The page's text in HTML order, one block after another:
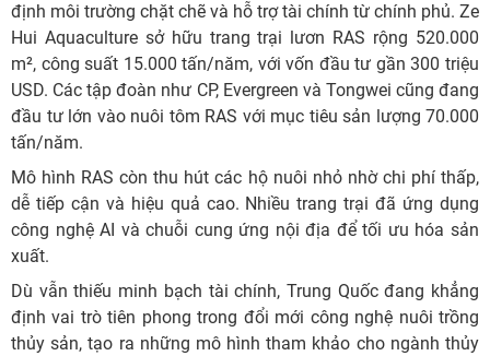
định môi trường chặt chẽ và hỗ trợ tài chính từ chính phủ. Ze
Hui Aquaculture sở hữu trang trại lươn RAS rộng 520.000
m², công suất 15.000 tấn/năm, với vốn đầu tư gần 300 triệu
USD. Các tập đoàn như CP, Evergreen và Tongwei cũng đang
đầu tư lớn vào nuôi tôm RAS với mục tiêu sản lượng 70.000
tấn/năm.
Mô hình RAS còn thu hút các hộ nuôi nhỏ nhờ chi phí thấp,
dễ tiếp cận và hiệu quả cao. Nhiều trang trại đã ứng dụng
công nghệ AI và chuỗi cung ứng nội địa để tối ưu hóa sản
xuất.
Dù vẫn thiếu minh bạch tài chính, Trung Quốc đang khẳng
định vai trò tiên phong trong đổi mới công nghệ nuôi trồng
thủy sản, tạo ra những mô hình tham khảo cho ngành thủy